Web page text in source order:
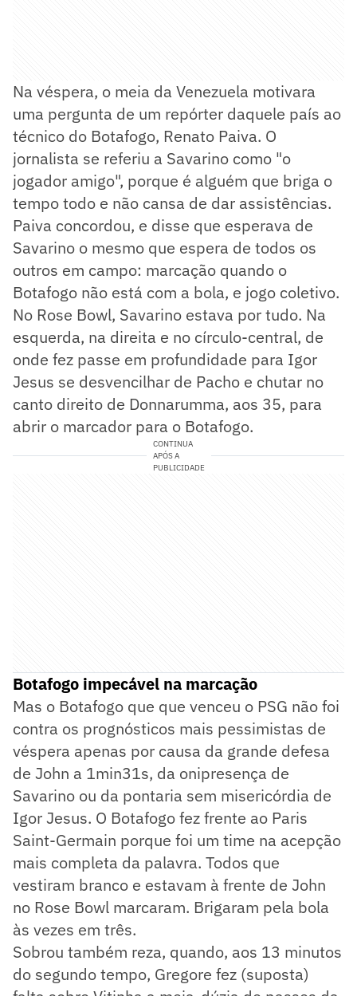
Na véspera, o meia da Venezuela motivara
uma pergunta de um repórter daquele país ao
técnico do Botafogo, Renato Paiva. O
jornalista se referiu a Savarino como "o
jogador amigo", porque é alguém que briga o
tempo todo e não cansa de dar assistências.
Paiva concordou, e disse que esperava de
Savarino o mesmo que espera de todos os
outros em campo: marcação quando o
Botafogo não está com a bola, e jogo coletivo.
No Rose Bowl, Savarino estava por tudo. Na
esquerda, na direita e no círculo-central, de
onde fez passe em profundidade para Igor
Jesus se desvencilhar de Pacho e chutar no
canto direito de Donnarumma, aos 35, para
abrir o marcador para o Botafogo.
CONTINUA
APÓS A
PUBLICIDADE
Botafogo impecável na marcação
Mas o Botafogo que que venceu o PSG não foi
contra os prognósticos mais pessimistas de
véspera apenas por causa da grande defesa
de John a 1min31s, da onipresença de
Savarino ou da pontaria sem misericórdia de
Igor Jesus. O Botafogo fez frente ao Paris
Saint-Germain porque foi um time na acepção
mais completa da palavra. Todos que
vestiram branco e estavam à frente de John
no Rose Bowl marcaram. Brigaram pela bola
às vezes em três.
Sobrou também reza, quando, aos 13 minutos
do segundo tempo, Gregore fez (suposta)